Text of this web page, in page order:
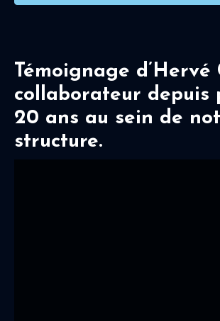
Témoignage d’Hervé
collaborateur depuis
20 ans au sein de
structure.